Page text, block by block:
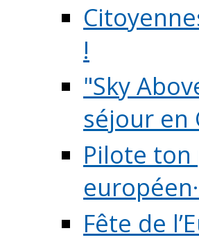
!
"Sky
séjour en
Pilote
Fête de